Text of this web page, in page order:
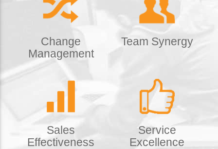
Change
Management
Team Synergy
Sales
Effectiveness
Service
Excellence